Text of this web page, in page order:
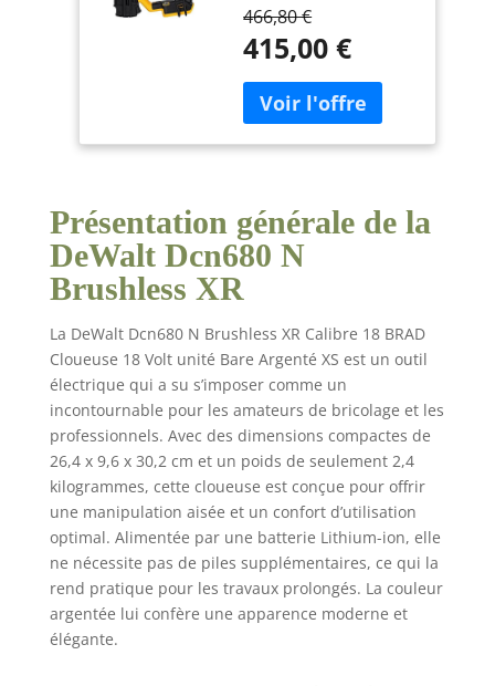
DCN680N Couleur :
multicolore
466,80 €
415,00 €
Présentation générale de la
DeWalt Dcn680 N
Brushless XR
La DeWalt Dcn680 N Brushless XR Calibre 18 BRAD
Cloueuse 18 Volt unité Bare Argenté XS est un outil
électrique qui a su s’imposer comme un
incontournable pour les amateurs de bricolage et les
professionnels. Avec des dimensions compactes de
26,4 x 9,6 x 30,2 cm et un poids de seulement 2,4
kilogrammes, cette cloueuse est conçue pour offrir
une manipulation aisée et un confort d’utilisation
optimal. Alimentée par une batterie Lithium-ion, elle
ne nécessite pas de piles supplémentaires, ce qui la
rend pratique pour les travaux prolongés. La couleur
argentée lui confère une apparence moderne et
élégante.